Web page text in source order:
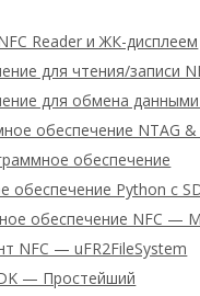
Reader и ЖК-дисплеем
для чтения/записи
для обмена данными
обеспечение NTAG &
обеспечение
обеспечение Python с
обеспечение NFC —
NFC — uFR2FileSystem
— Простейший